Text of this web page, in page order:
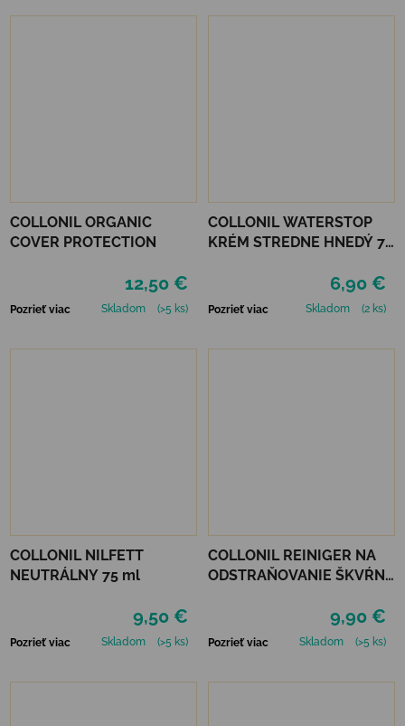
COLLONIL ORGANIC
COVER PROTECTION
12,50 €
Pozrieť viac Skladom (>5 ks)
COLLONIL WATERSTOP
KRÉM STREDNE HNEDÝ 75
6,90 €
Pozrieť viac Skladom (2 ks)
COLLONIL NILFETT
NEUTRÁLNY 75 ml
9,50 €
Pozrieť viac Skladom (>5 ks)
COLLONIL REINIGER NA
ODSTRAŇOVANIE ŠKVŔN
9,90 €
Pozrieť viac Skladom (>5 ks)